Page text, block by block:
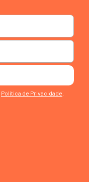
Política de Privacidade